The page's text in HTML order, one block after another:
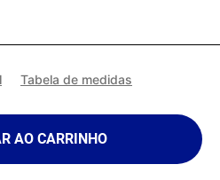
Tabela de medidas
AO CARRINHO